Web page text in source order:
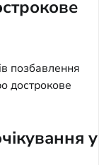
позбавлення
дострокове
у